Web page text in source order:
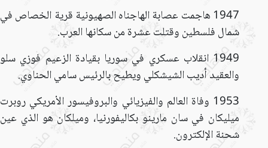
1947 هاجمت عصابة الهاجناه الصهيونية قرية الخصاص في
شمال فلسطين وقتلت عشرة من سكانها العرب.
1949 انقلاب عسكري في سوريا بقيادة الزعيم فوزي سلو
والعقيد أديب الشيشكلي ويطيح بالرئيس سامي الحناوي.
1953 وفاة العالم والفيزيائي والبروفيسور الأمريكي روبرت
ميليكان في سان مارينو بكاليفورنيا، وميلكان هو الذي عين
شحنة الإلكترون.